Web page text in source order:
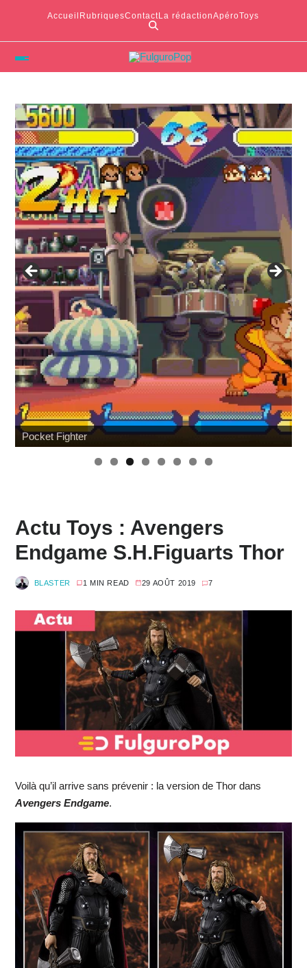
Accueil RubriquesContactLa rédactionApéroToys
Review Mafex Terminator 2 : T-800 & John Connor
Actu Toys : Avengers
Endgame S.H.Figuarts Thor
BLASTER 1 MIN READ 29 AOÛT 2019 7
Voilà qu’il arrive sans prévenir : la version de Thor dans
Avengers Endgame.